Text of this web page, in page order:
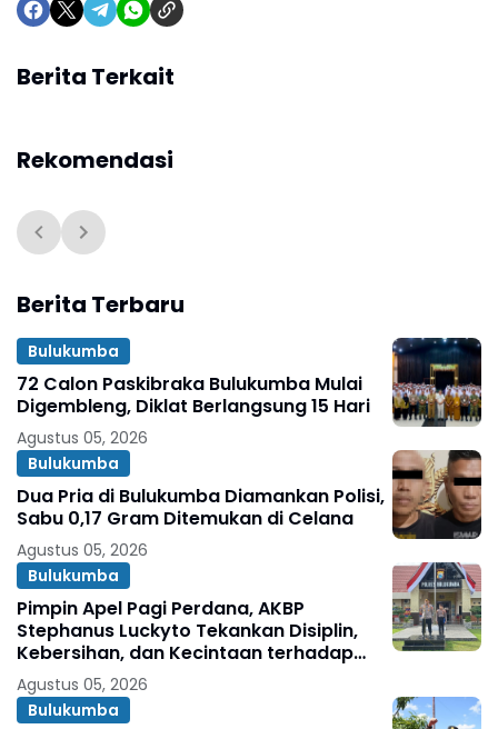
Berita Terkait
Rekomendasi
Berita Terbaru
Bulukumba
72 Calon Paskibraka Bulukumba Mulai
Digembleng, Diklat Berlangsung 15 Hari
Agustus 05, 2026
Bulukumba
Dua Pria di Bulukumba Diamankan Polisi,
Sabu 0,17 Gram Ditemukan di Celana
Agustus 05, 2026
Bulukumba
Pimpin Apel Pagi Perdana, AKBP
Stephanus Luckyto Tekankan Disiplin,
Kebersihan, dan Kecintaan terhadap
Organisasi
Agustus 05, 2026
Bulukumba